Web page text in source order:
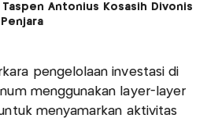
Taspen Antonius Kosasih Divonis
pengelolaan investasi di
menggunakan layer-layer
menyamarkan aktivitas